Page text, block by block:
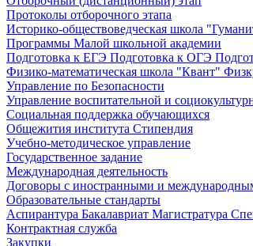
Протоколы отборочного этапа
Историко-обществоведческая школа
Программы Малой школьной академии
Подготовка к ЕГЭ Подготовка к ОГЭ
Физико-математическая школа "Квант"
Управление по Безопасности
Управление воспитательной и
Социальная поддержка обучающихся
Общежития института Стипендия
Учебно-методическое управление
Государственное задание
Международная деятельность
Договоры с иностранными и
Образовательные стандарты
Аспирантура Бакалавриат Магистратура
Контрактная служба
Закупки